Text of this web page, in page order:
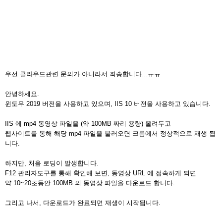
우선 클라우드관련 문의가 아니라서 죄송합니다...ㅠㅠ
안녕하세요.
윈도우 2019 버전을 사용하고 있으며, IIS 10 버전을 사용하고 있습니다.
IIS 에 mp4 동영상 파일을 (약 100MB 짜리 용량) 올려두고
웹사이트를 통해 해당 mp4 파일을 불러오면 크롬에서 정상적으로 재생 됩
니다.
하지만, 처음 로딩이 발생합니다.
F12 관리자도구를 통해 확인해 보면, 동영상 URL 에 접속하게 되면
약 10~20초동안 100MB 의 동영상 파일을 다운로드 합니다.
그리고 나서, 다운로드가 완료되면 재생이 시작됩니다.